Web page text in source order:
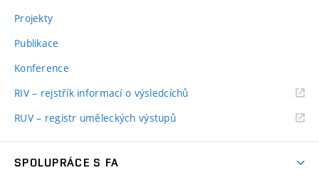
Projekty
Publikace
Konference
RIV – rejstřík informací o výsledcíchů
RUV – registr uměleckých výstupů
SPOLUPRÁCE S FA